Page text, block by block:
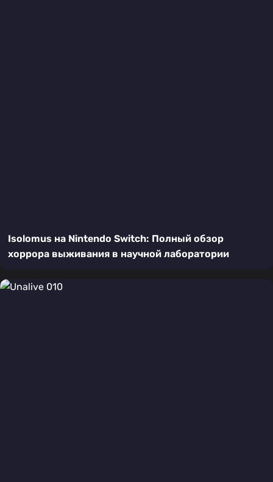
Isolomus на Nintendo Switch: Полный обзор
хоррора выживания в научной лаборатории